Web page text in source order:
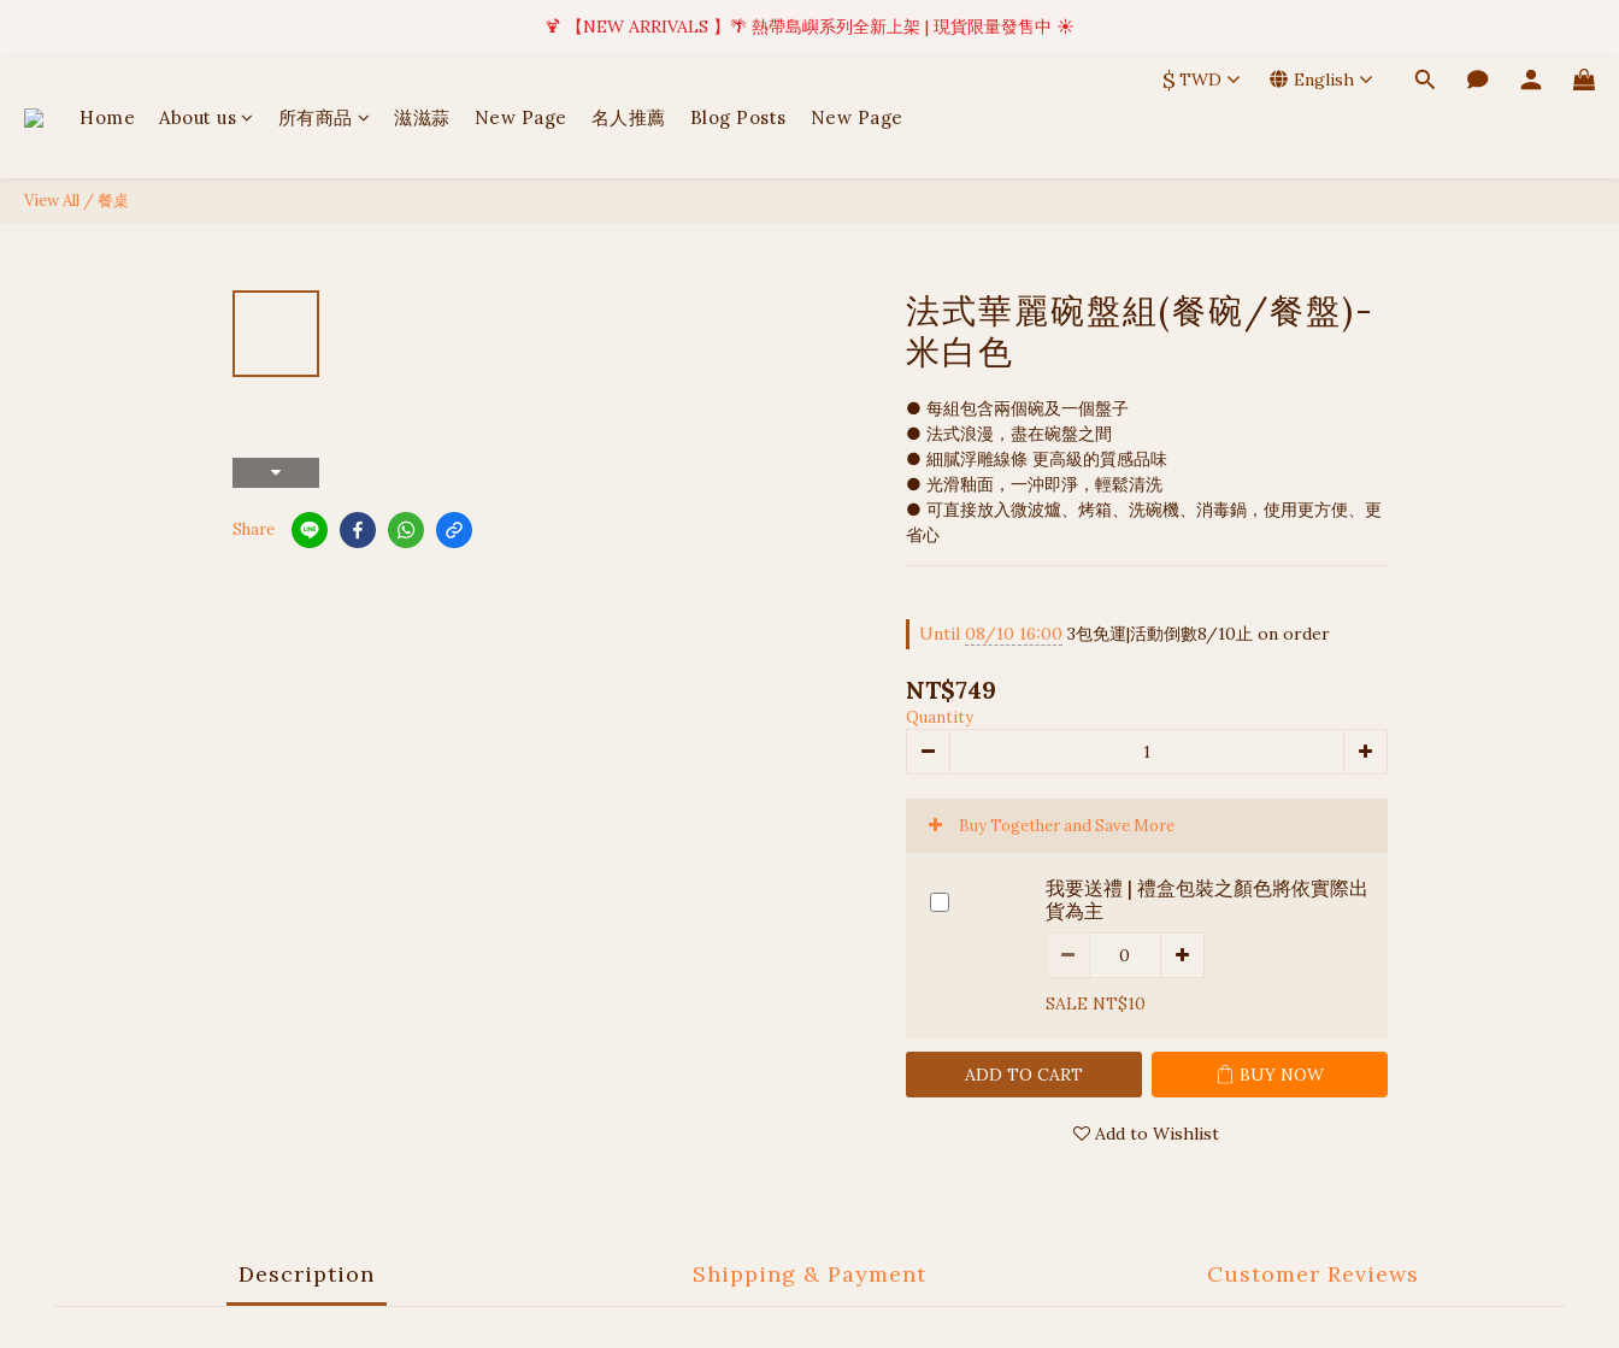
✦ 美好值得等待 | 現貨商品將於訂單成立後1-5個工作天內(不含例假日)完成出貨 🚚
🍹 【NEW ARRIVALS 】🌴 熱帶島嶼系列全新上架 | 現貨限量發售中 ☀️
$ TWD English
Home About us 所有商品 滋滋蒜 New Page 名人推薦 Blog Posts New Page
View All /餐桌
Share
法式華麗碗盤組(餐碗/餐盤)-
米白色
● 每組包含兩個碗及一個盤子
● 法式浪漫，盡在碗盤之間
● 細膩浮雕線條 更高級的質感品味
● 光滑釉面，一沖即淨，輕鬆清洗
● 可直接放入微波爐、烤箱、洗碗機、消毒鍋，使用更方便、更
省心
Until 08/10 16:00 3包免運|活動倒數8/10止 on order
NT$749
Quantity
Buy Together and Save More
我要送禮 | 禮盒包裝之顏色將依實際出
貨為主
SALE NT$10
ADD TO CART BUY NOW
Add to Wishlist
Description Shipping & Payment Customer Reviews